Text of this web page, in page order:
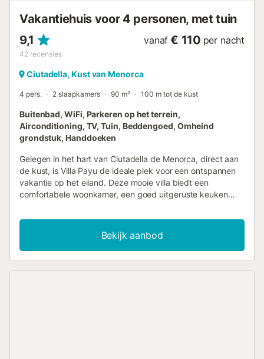
Vakantiehuis voor 4 personen, met tuin
9,1
42 recensies
vanaf € 110 per nacht
Ciutadella, Kust van Menorca
4 pers. 2 slaapkamers 90 m² 100 m tot de kust
Buitenbad, WiFi, Parkeren op het terrein,
Airconditioning, TV, Tuin, Beddengoed, Omheind
grondstuk, Handdoeken
Gelegen in het hart van Ciutadella de Menorca, direct aan
de kust, is Villa Payu de ideale plek voor een ontspannen
vakantie op het eiland. Deze mooie villa biedt een
comfortabele woonkamer, een goed uitgeruste keuken
toilet, waardoor er plaats is voor maximaal 4 personen.
Verder beschikken jullie over Wi-Fi, een dvd-speler en tv,
een wasmachine, en op aanvraag een kinderbedje en
kinderstoel. Slaapkamer 1 heeft een kingsize bed.
Bekijk aanbod